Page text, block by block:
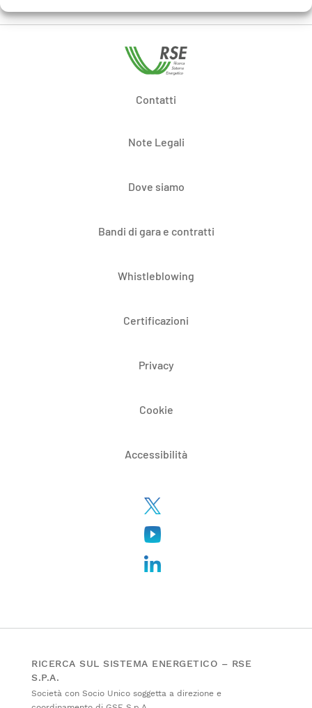
Contatti
Note Legali
Dove siamo
Bandi di gara e contratti
Whistleblowing
Certificazioni
Privacy
Cookie
Accessibilità
RICERCA SUL SISTEMA ENERGETICO – RSE
S.P.A.
Società con Socio Unico soggetta a direzione e